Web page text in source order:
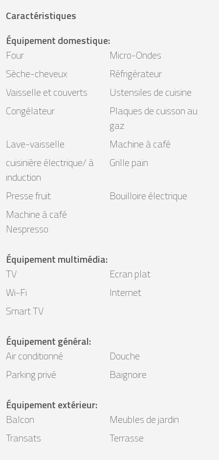
Caractéristiques
Équipement domestique:
Four
Micro-Ondes
Sèche-cheveux
Réfrigérateur
Vaisselle et couverts
Ustensiles de cuisine
Congélateur
Plaques de cuisson au
gaz
Lave-vaisselle
Machine à café
cuisinière électrique/ à
induction
Grille pain
Presse fruit
Bouilloire électrique
Machine à café
Nespresso
Équipement multimédia:
TV
Ecran plat
Wi-Fi
Internet
Smart TV
Équipement général:
Air conditionné
Douche
Parking privé
Baignoire
Équipement extérieur:
Balcon
Meubles de jardin
Transats
Terrasse